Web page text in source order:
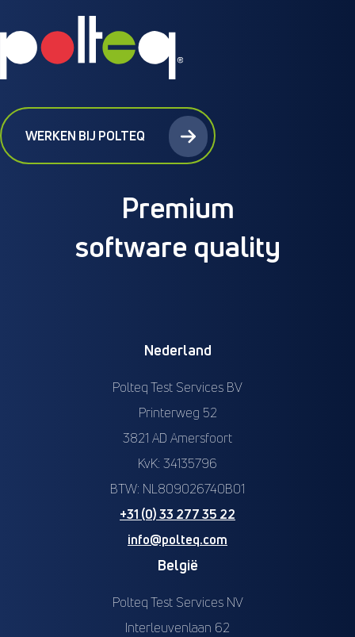
WERKEN BIJ POLTEQ
Premium
software quality
Nederland
Polteq Test Services BV
Printerweg 52
3821 AD Amersfoort
KvK: 34135796
BTW: NL809026740B01
+31 (0) 33 277 35 22
info@polteq.com
België
Polteq Test Services NV
Interleuvenlaan 62